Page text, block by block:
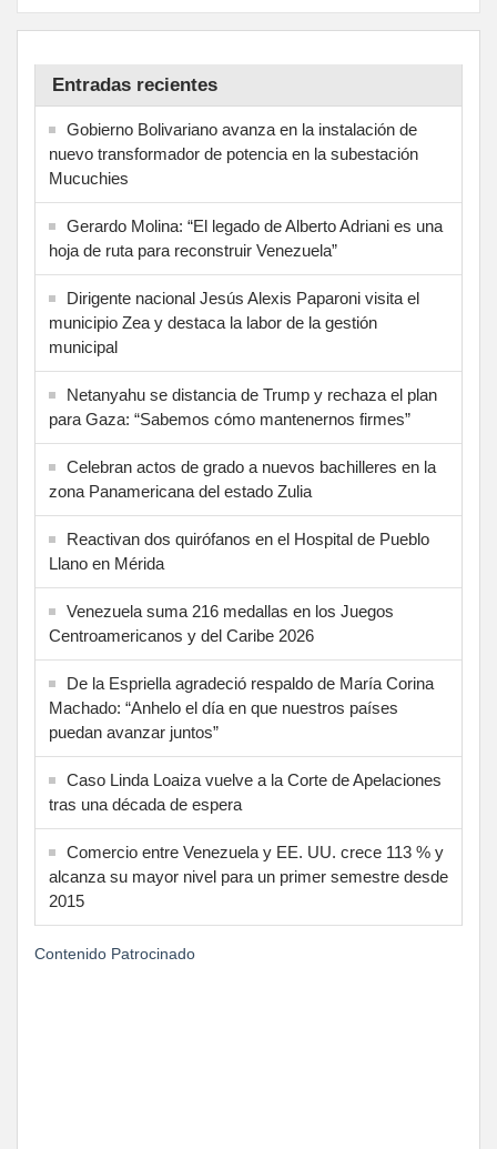
Entradas recientes
Gobierno Bolivariano avanza en la instalación de
nuevo transformador de potencia en la subestación
Mucuchies
Gerardo Molina: “El legado de Alberto Adriani es una
hoja de ruta para reconstruir Venezuela”
Dirigente nacional Jesús Alexis Paparoni visita el
municipio Zea y destaca la labor de la gestión
municipal
Netanyahu se distancia de Trump y rechaza el plan
para Gaza: “Sabemos cómo mantenernos firmes”
Celebran actos de grado a nuevos bachilleres en la
zona Panamericana del estado Zulia
Reactivan dos quirófanos en el Hospital de Pueblo
Llano en Mérida
Venezuela suma 216 medallas en los Juegos
Centroamericanos y del Caribe 2026
De la Espriella agradeció respaldo de María Corina
Machado: “Anhelo el día en que nuestros países
puedan avanzar juntos”
Caso Linda Loaiza vuelve a la Corte de Apelaciones
tras una década de espera
Comercio entre Venezuela y EE. UU. crece 113 % y
alcanza su mayor nivel para un primer semestre desde
2015
Contenido Patrocinado